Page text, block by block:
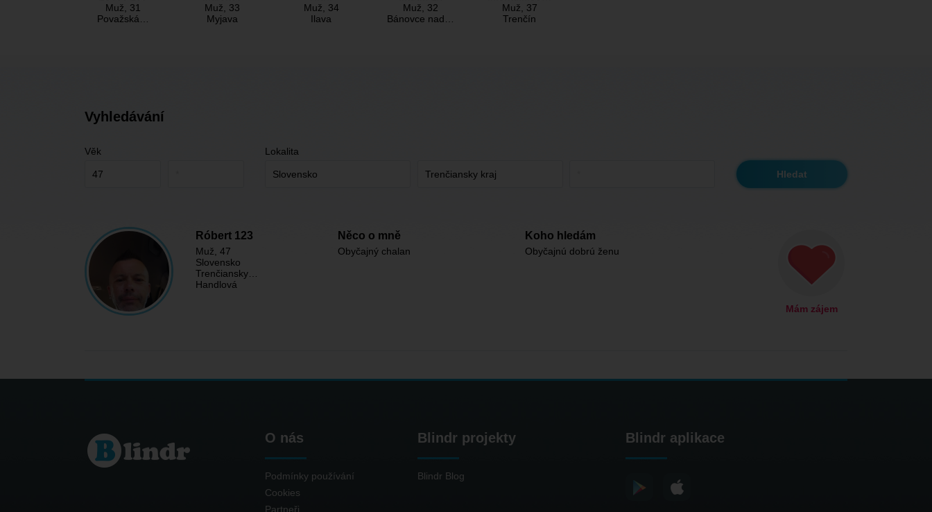
Muž, 31
Považská…
Muž, 33
Myjava
Muž, 34
Ilava
Muž, 32
Bánovce nad…
Muž, 37
Trenčín
Vyhledávání
Věk Lokalita
Róbert 123
Muž , 47
Slovensko
Trenčiansky…
Handlová
Něco o mně
Obyčajný chalan
Koho hledám
Obyčajnú dobrú ženu
Mám zájem
O nás
Podmínky používání
Cookies
Partneři
Blindr projekty
Blindr Blog
Blindr aplikace